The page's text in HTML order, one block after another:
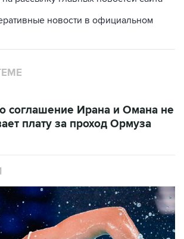
новости в официальном
соглашение Ирана и Омана не
плату за проход Ормуза